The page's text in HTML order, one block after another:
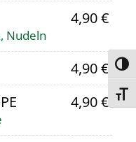
4,90 €
Nudeln
4,90 €
4,90 €